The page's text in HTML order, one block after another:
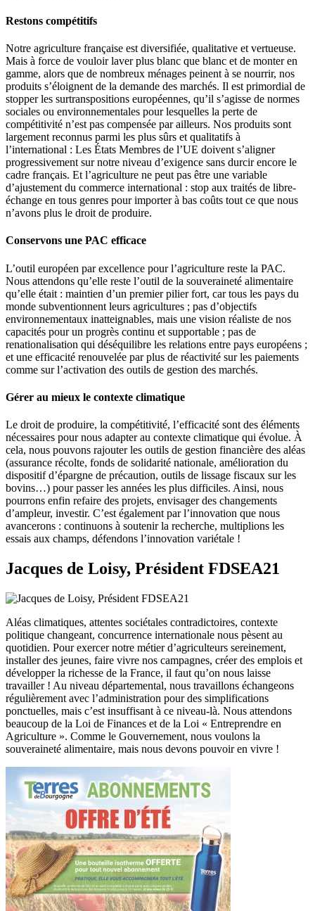
Restons compétitifs
Notre agriculture française est diversifiée, qualitative et vertueuse.
Mais à force de vouloir laver plus blanc que blanc et de monter en
gamme, alors que de nombreux ménages peinent à se nourrir, nos
produits s’éloignent de la demande des marchés. Il est primordial de
stopper les surtranspositions européennes, qu’il s’agisse de normes
sociales ou environnementales pour lesquelles la perte de
compétitivité n’est pas compensée par ailleurs. Nos produits sont
largement reconnus parmi les plus sûrs et qualitatifs à
l’international : Les États Membres de l’UE doivent s’aligner
progressivement sur notre niveau d’exigence sans durcir encore le
cadre français. Et l’agriculture ne peut pas être une variable
d’ajustement du commerce international : stop aux traités de libre-
échange en tous genres pour importer à bas coûts tout ce que nous
n’avons plus le droit de produire.
Conservons une PAC efficace
L’outil européen par excellence pour l’agriculture reste la PAC.
Nous attendons qu’elle reste l’outil de la souveraineté alimentaire
qu’elle était : maintien d’un premier pilier fort, car tous les pays du
monde subventionnent leurs agricultures ; pas d’objectifs
environnementaux inatteignables, mais une vision réaliste de nos
capacités pour un progrès continu et supportable ; pas de
renationalisation qui déséquilibre les relations entre pays européens ;
et une efficacité renouvelée par plus de réactivité sur les paiements
comme sur l’activation des outils de gestion des marchés.
Gérer au mieux le contexte climatique
Le droit de produire, la compétitivité, l’efficacité sont des éléments
nécessaires pour nous adapter au contexte climatique qui évolue. À
cela, nous pouvons rajouter les outils de gestion financière des aléas
(assurance récolte, fonds de solidarité nationale, amélioration du
dispositif d’épargne de précaution, outils de lissage fiscaux sur les
bovins…) pour passer les années les plus difficiles. Ainsi, nous
pourrons enfin refaire des projets, envisager des changements
d’ampleur, investir. C’est également par l’innovation que nous
avancerons : continuons à soutenir la recherche, multiplions les
essais aux champs, défendons l’innovation variétale !
Jacques de Loisy, Président FDSEA21
Aléas climatiques, attentes sociétales contradictoires, contexte
politique changeant, concurrence internationale nous pèsent au
quotidien. Pour exercer notre métier d’agriculteurs sereinement,
installer des jeunes, faire vivre nos campagnes, créer des emplois et
développer la richesse de la France, il faut qu’on nous laisse
travailler ! Au niveau départemental, nous travaillons échangeons
régulièrement avec l’administration pour des simplifications
ponctuelles, mais c’est insuffisant à ce niveau-là. Nous attendons
beaucoup de la Loi de Finances et de la Loi « Entreprendre en
Agriculture ». Comme le Gouvernement, nous voulons la
souveraineté alimentaire, mais nous devons pouvoir en vivre !